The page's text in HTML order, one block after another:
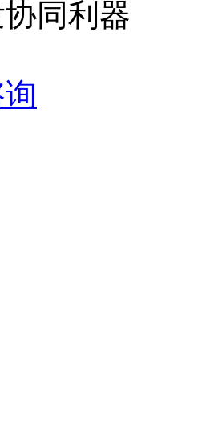
同利器